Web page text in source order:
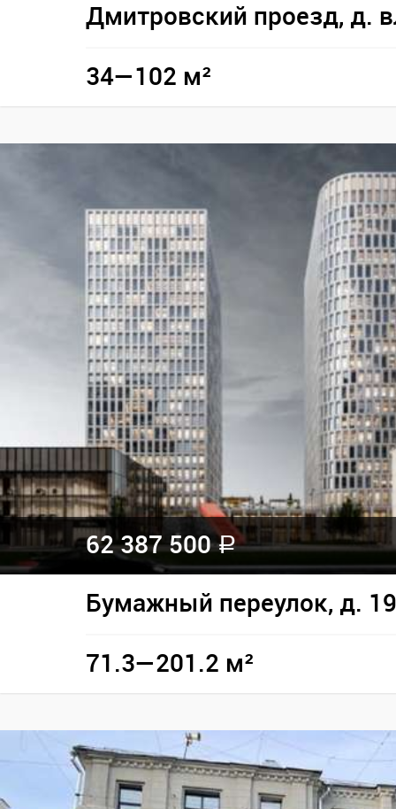
Дмитровский проезд, д.
34—102 м²
62 387 500a
Бумажный переулок, д. 19
71.3—201.2 м²